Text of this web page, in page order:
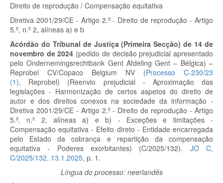
Direito de reprodução / Compensação equitativa
Diretiva 2001/29/CE - Artigo 2.º - Direito de reprodução - Artigo
5.º, n.º 2, alíneas a) e b
Acórdão do Tribunal de Justiça (Primeira Secção) de 14 de
novembro de 2024 (pedido de decisão prejudicial apresentado
pelo Ondernemingsrechtbank Gent Afdeling Gent – Bélgica) –
Reprobel CV/Copaco Belgium NV (Processo C-230/23
(1), Reprobel) (Reenvio prejudicial - Aproximação das
legislações - Harmonização de certos aspetos do direito de
autor e dos direitos conexos na sociedade da informação -
Diretiva 2001/29/CE - Artigo 2.º - Direito de reprodução - Artigo
5.º, n.º 2, alíneas a) e b) - Exceções e limitações -
Compensação equitativa - Efeito direto - Entidade encarregada
pelo Estado da cobrança e repartição da compensação
equitativa - Poderes exorbitantes) (C/2025/132). JO C,
C/2025/132, 13.1.2025, p. 1.
Língua do processo: neerlandês